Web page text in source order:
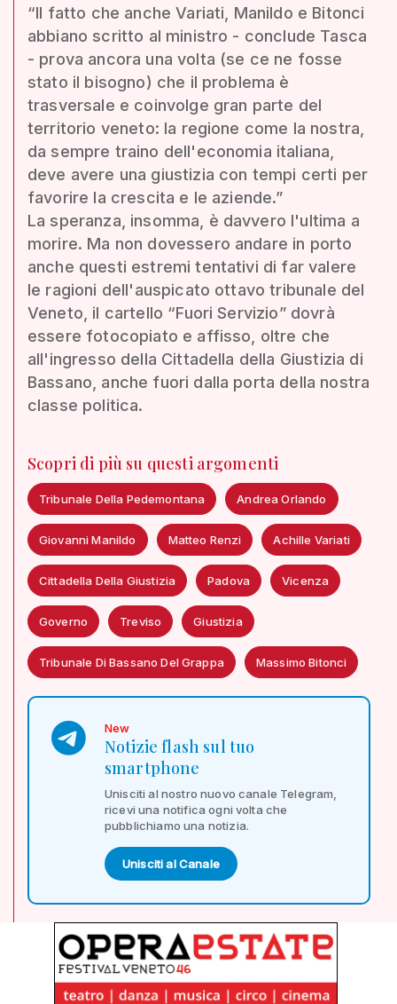
“Il fatto che anche Variati, Manildo e Bitonci
abbiano scritto al ministro - conclude Tasca
- prova ancora una volta (se ce ne fosse
stato il bisogno) che il problema è
trasversale e coinvolge gran parte del
territorio veneto: la regione come la nostra,
da sempre traino dell'economia italiana,
deve avere una giustizia con tempi certi per
favorire la crescita e le aziende.”
La speranza, insomma, è davvero l'ultima a
morire. Ma non dovessero andare in porto
anche questi estremi tentativi di far valere
le ragioni dell'auspicato ottavo tribunale del
Veneto, il cartello “Fuori Servizio” dovrà
essere fotocopiato e affisso, oltre che
all'ingresso della Cittadella della Giustizia di
Bassano, anche fuori dalla porta della nostra
classe politica.
Scopri di più su questi argomenti
Tribunale Della Pedemontana Andrea Orlando
Giovanni Manildo Matteo Renzi Achille Variati
Cittadella Della Giustizia Padova Vicenza
Governo Treviso Giustizia
Tribunale Di Bassano Del Grappa Massimo Bitonci
New
Notizie flash sul tuo
smartphone
Unisciti al nostro nuovo canale Telegram,
ricevi una notifica ogni volta che
pubblichiamo una notizia.
Unisciti al Canale